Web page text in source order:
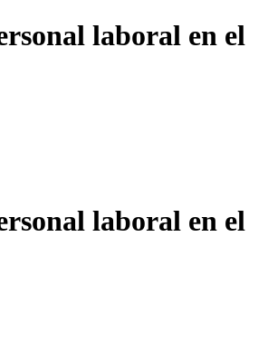
laboral en el
laboral en el